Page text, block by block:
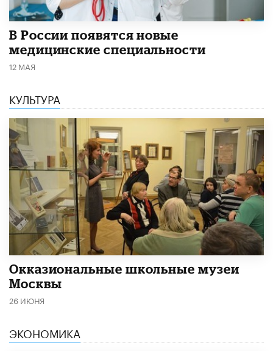
В России появятся новые
медицинские специальности
12 МАЯ
КУЛЬТУРА
​Окказиональные школьные музеи
Москвы
26 ИЮНЯ
ЭКОНОМИКА